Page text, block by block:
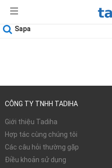
Sapa
CÔNG TY TNHH TADIHA
Giới thiệu Tadiha
Hợp tác cùng chúng tôi
Các câu hỏi thường gặp
Điều khoản sử dụng